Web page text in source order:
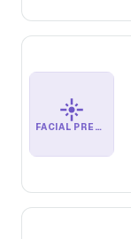
FACIAL PREMIUM PROFUNDO